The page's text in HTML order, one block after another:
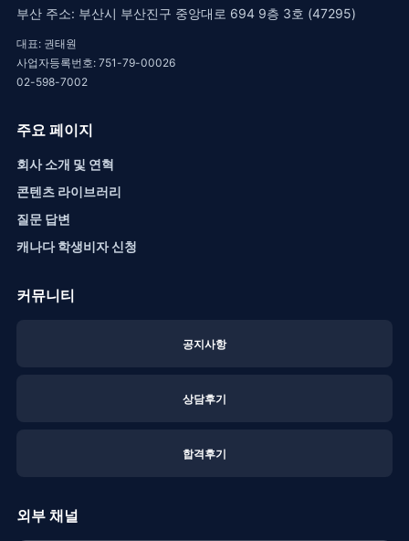
부산 주소: 부산시 부산진구 중앙대로 694 9층 3호 (47295)
대표: 권태원
사업자등록번호: 751-79-00026
02-598-7002
주요 페이지
회사 소개 및 연혁
콘텐츠 라이브러리
질문 답변
캐나다 학생비자 신청
커뮤니티
공지사항
상담후기
합격후기
외부 채널